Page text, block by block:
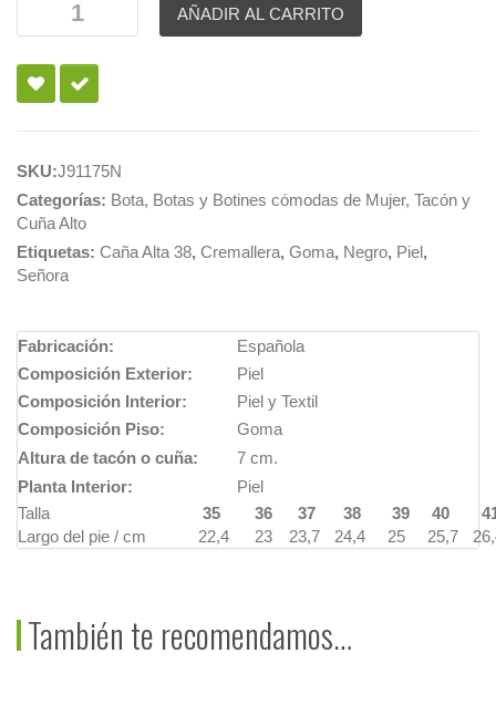
AÑADIR AL CARRITO
SKU:J91175N
Categorías: Bota, Botas y Botines cómodas de Mujer, Tacón y
Cuña Alto
Etiquetas: Caña Alta 38, Cremallera, Goma, Negro, Piel,
Señora
Fabricación:
Española
Composición Exterior:
Piel
Composición Interior:
Piel y Textil
Composición Piso:
Goma
Altura de tacón o cuña:
7 cm.
Planta Interior:
Piel
Talla
35 36 37 38 39 40
Largo del pie / cm
22,4 23 23,7 24,4 25 25,7
También te recomendamos…